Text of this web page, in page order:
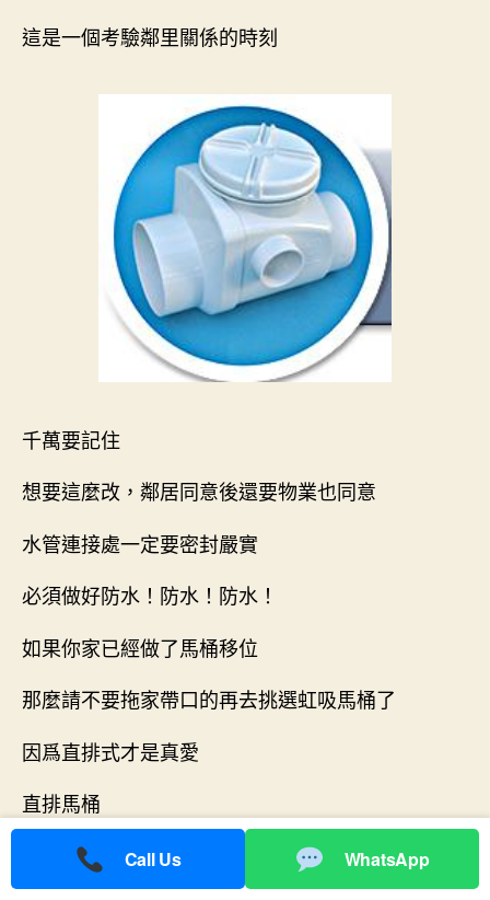
這是一個考驗鄰里關係的時刻
千萬要記住
想要這麼改，鄰居同意後還要物業也同意
水管連接處一定要密封嚴實
必須做好防水！防水！防水！
如果你家已經做了馬桶移位
那麼請不要拖家帶口的再去挑選虹吸馬桶了
因爲直排式才是真愛
直排馬桶
管道直來直往相對比較大
Call Us WhatsApp